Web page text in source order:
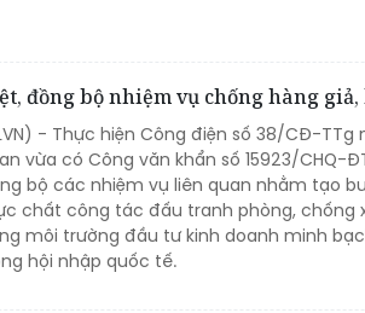
đồng bộ nhiệm vụ chống hàng
- Thực hiện Công điện số 38/CĐ-
vừa có Công văn khẩn số 15923/CHQ-
bộ các nhiệm vụ liên quan nhằm tạo
chất công tác đấu tranh phòng, chống
môi trường đầu tư kinh doanh minh
hội nhập quốc tế.